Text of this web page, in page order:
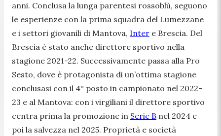
anni. Conclusa la lunga parentesi rossoblù, seguono
le esperienze con la prima squadra del Lumezzane
e i settori giovanili di Mantova, Inter e Brescia. Del
Brescia è stato anche direttore sportivo nella
stagione 2021-22. Successivamente passa alla Pro
Sesto, dove è protagonista di un’ottima stagione
conclusasi con il 4° posto in campionato nel 2022-
23 e al Mantova: con i virgiliani il direttore sportivo
centra prima la promozione in Serie B nel 2024 e
poi la salvezza nel 2025. Proprietà e società